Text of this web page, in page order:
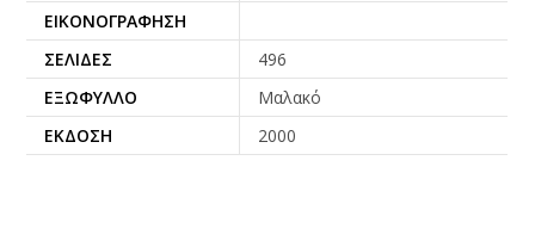
ΕΙΚΟΝΟΓΡΆΦΗΣΗ
ΣΕΛΊΔΕΣ
496
ΕΞΏΦΥΛΛΟ
Μαλακό
ΈΚΔΟΣΗ
2000